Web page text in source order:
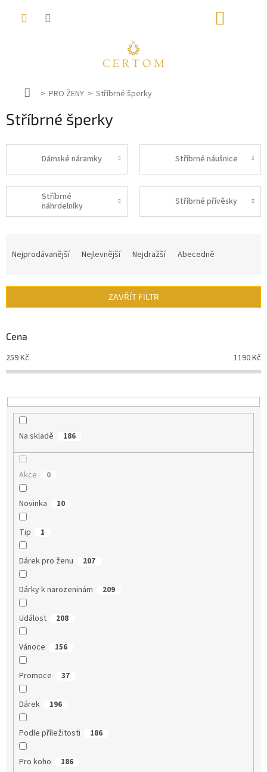
D
m
PRO ŽENY Stříbrné šperky
Stříbrné šperky
Dámské náramky Stříbrné náušnice
Stříbrné
náhrdelníky
Stříbrné přívěsky
í
r
o
d
u
t
ů
Nejprodávanější Nejlevnější Nejdražší Abecedně
ZAVŘÍT FILTR
Cena
259Kč 1190Kč
Na skladě 186
Akce 0
Novinka 10
Tip 1
Dárek pro ženu 207
Dárky k narozeninám 209
Událost 208
Vánoce 156
Promoce 37
Dárek 196
Podle příležitosti 186
Pro koho 186